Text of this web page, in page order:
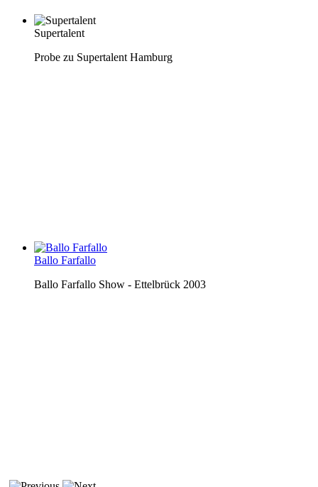
Supertalent
Probe zu Supertalent Hamburg
Ballo Farfallo
Ballo Farfallo Show - Ettelbrück 2003